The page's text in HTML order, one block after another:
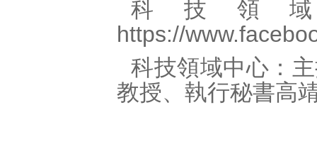
科技領
https://
科技領域中心：
教授、執行秘書高